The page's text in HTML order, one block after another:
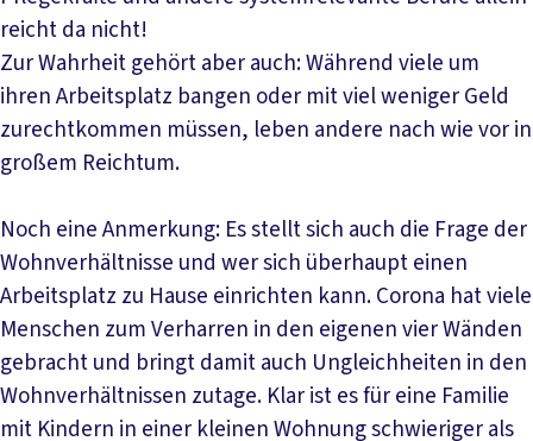
reicht da nicht!
Zur Wahrheit gehört aber auch: Während viele um
ihren Arbeitsplatz bangen oder mit viel weniger Geld
zurechtkommen müssen, leben andere nach wie vor in
großem Reichtum.
Noch eine Anmerkung: Es stellt sich auch die Frage der
Wohnverhältnisse und wer sich überhaupt einen
Arbeitsplatz zu Hause einrichten kann. Corona hat viele
Menschen zum Verharren in den eigenen vier Wänden
gebracht und bringt damit auch Ungleichheiten in den
Wohnverhältnissen zutage. Klar ist es für eine Familie
mit Kindern in einer kleinen Wohnung schwieriger als